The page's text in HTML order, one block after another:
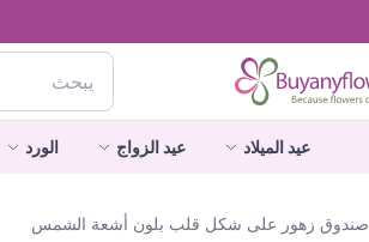
عيد الميلاد عيد الزواج الورد
صندوق زهور على شكل قلب بلون أشعة الشمس